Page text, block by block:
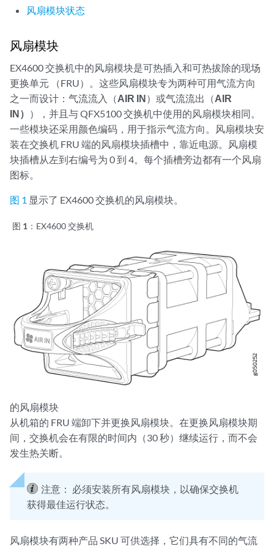
风扇模块状态
风扇模块
EX4600 交换机中的风扇模块是可热插入和可热拔除的现场
更换单元 （FRU）。这些风扇模块专为两种可用气流方向
之一而设计：气流流入（AIR IN）或气流流出（AIR
IN） ），并且与 QFX5100 交换机中使用的风扇模块相同。
一些模块还采用颜色编码，用于指示气流方向。风扇模块安
装在交换机 FRU 端的风扇模块插槽中，靠近电源。风扇模
块插槽从左到右编号为 0 到 4。每个插槽旁边都有一个风扇
图标。
图 1 显示了 EX4600 交换机的风扇模块。
图 1： EX4600 交换机
的风扇模块
从机箱的 FRU 端卸下并更换风扇模块。在更换风扇模块期
间，交换机会在有限的时间内（30 秒）继续运行，而不会
发生热关断。
注意： 必须安装所有风扇模块，以确保交换机
获得最佳运行状态。
风扇模块有两种产品 SKU 可供选择，它们具有不同的气流